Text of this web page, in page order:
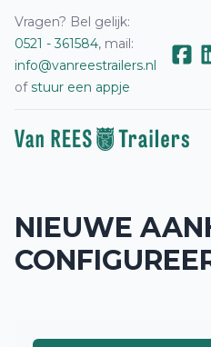
Vragen? Bel gelijk:
0521 - 361584, mail:
info@vanreestrailers.nl
ofstuur een appje
NIEUWE